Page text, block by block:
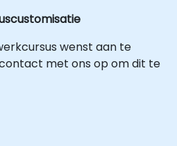
wenst aan te
met ons op om dit te